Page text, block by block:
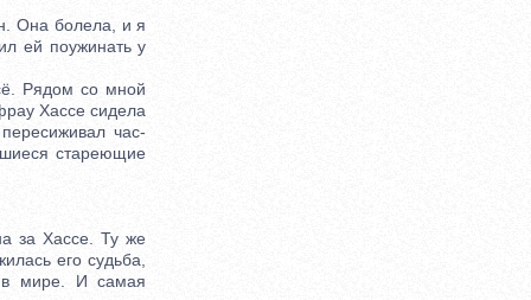
Она болела, и я
ей поужинать у
Рядом со мной
Хассе сидела
час-
стареющие
за Хассе. Ту же
его судьба,
в мире. И самая